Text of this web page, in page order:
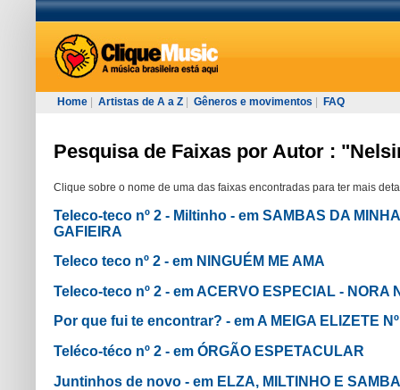
Home Artistas de A a Z Gêneros e movimentos FAQ
Pesquisa de Faixas por Autor :
Clique sobre o nome de uma das faixas encontradas para ter mais
Teleco-teco nº 2 - Miltinho - em SAMBAS DA
GAFIEIRA
Teleco teco nº 2 - em NINGUÉM ME AMA
Teleco-teco nº 2 - em ACERVO ESPECIAL - NORA
Por que fui te encontrar? - em A MEIGA ELIZETE
Teléco-téco nº 2 - em ÓRGÃO ESPETACULAR
Juntinhos de novo - em ELZA, MILTINHO E